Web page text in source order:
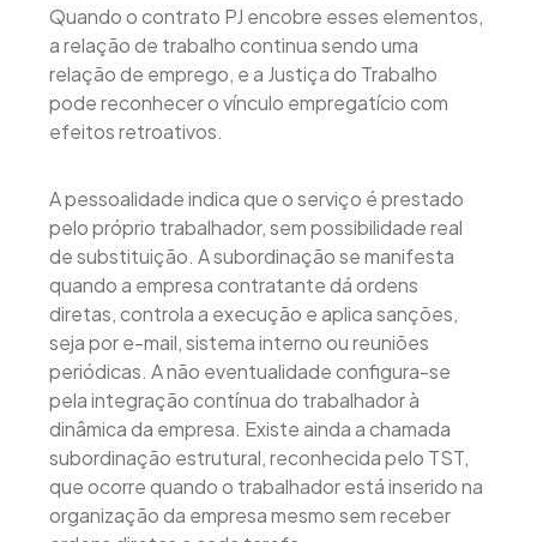
Quando o contrato PJ encobre esses elementos,
a relação de trabalho continua sendo uma
relação de emprego, e a Justiça do Trabalho
pode reconhecer o vínculo empregatício com
efeitos retroativos.
A pessoalidade indica que o serviço é prestado
pelo próprio trabalhador, sem possibilidade real
de substituição. A subordinação se manifesta
quando a empresa contratante dá ordens
diretas, controla a execução e aplica sanções,
seja por e-mail, sistema interno ou reuniões
periódicas. A não eventualidade configura-se
pela integração contínua do trabalhador à
dinâmica da empresa. Existe ainda a chamada
subordinação estrutural, reconhecida pelo TST,
que ocorre quando o trabalhador está inserido na
organização da empresa mesmo sem receber